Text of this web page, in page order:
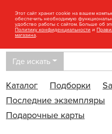
Где искать
Каталог
Подборки
Последние экземпляры
Подарочные карты
Этот сайт хранит cookie на вашем
обеспечить необходимую
удобство работы с сайтом. Больше об
Политику конфиденциальности и
магазина.